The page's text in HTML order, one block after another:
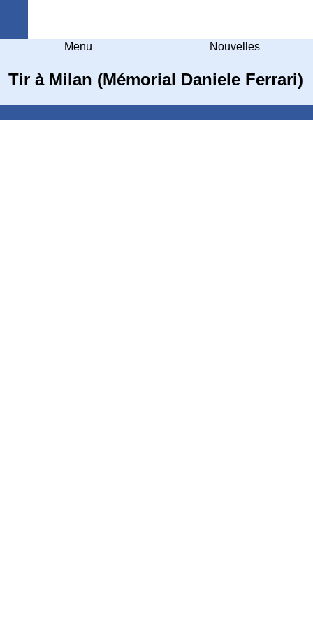
Menu Nouvelles
Tir à Milan (Mémorial Daniele Ferrari)